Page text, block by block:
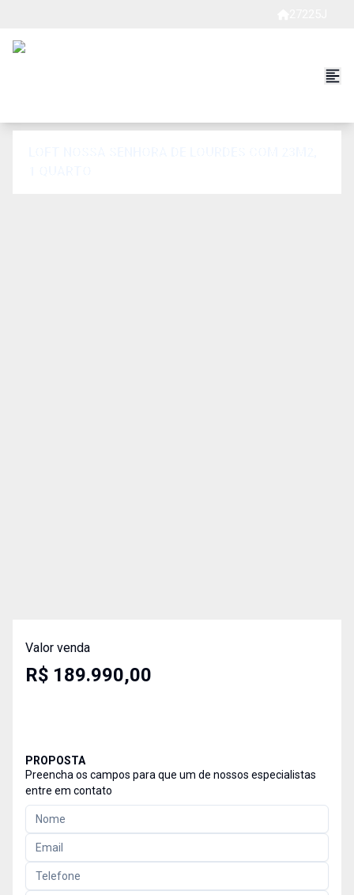
Valor venda
R$ 189.990,00
PROPOSTA
Preencha os campos para que um de nossos especialistas
entre em contato